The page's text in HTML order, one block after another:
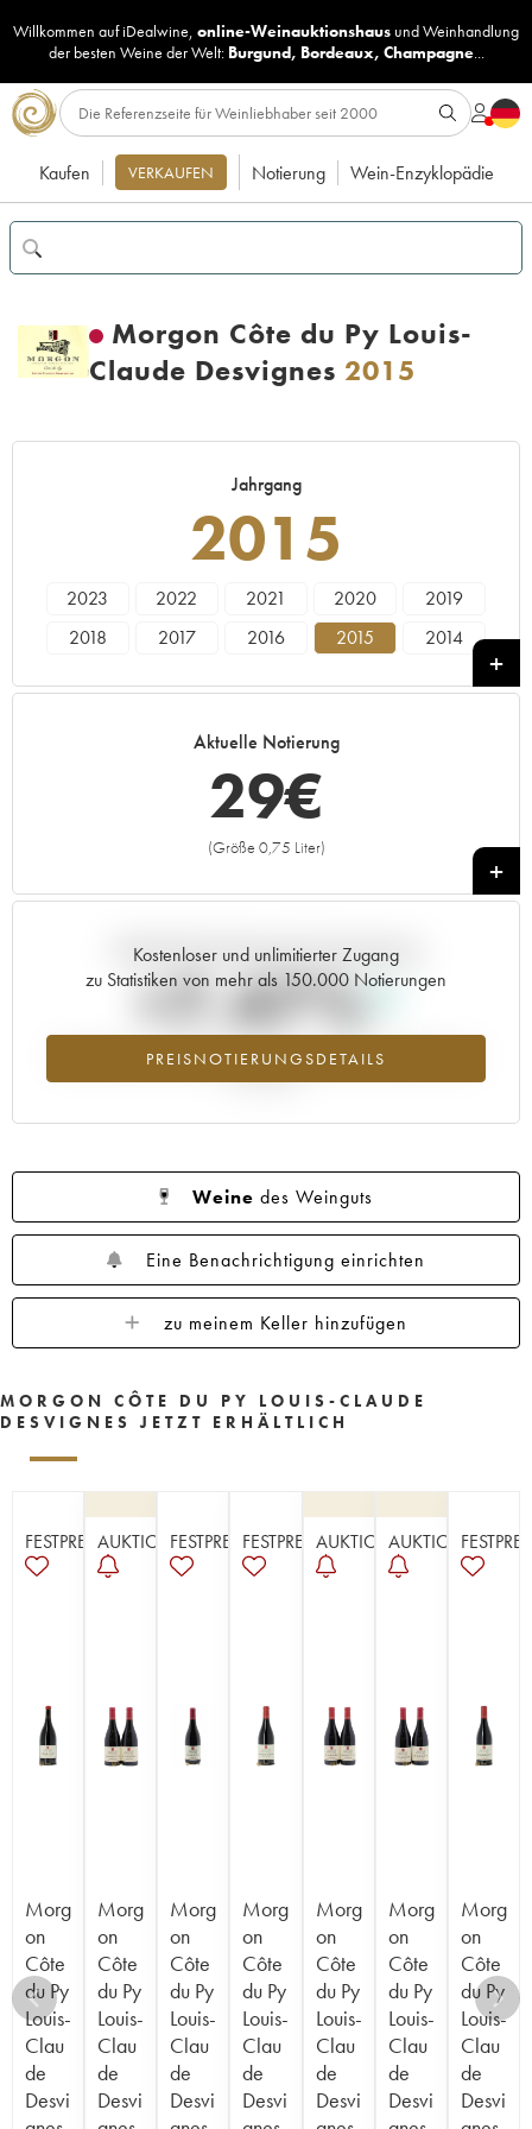
Willkommen auf iDealwine, online-Weinauktionshaus undWeinhandlung
der besten Weine der Welt: Burgund, Bordeaux, Champagne...
Kaufen VERKAUFEN Notierung Wein-Enzyklopädie
Morgon Côte du Py Louis-
Claude Desvignes 2015
Jahrgang
2015
2023 2022 2021 2020
2019
2018
2017 2016 2015
2014
Aktuelle Notierung
29€
(Größe 0,75 Liter)
+
Kostenloser und unlimitierter Zugang
zu Statistiken von mehr als 150.000 Notierungen
PREISNOTIERUNGSDETAILS
Aktuelle Entwicklung der Preisnotierung
+7.47%
Preisanstiegs des Jahrgangs 2015 im Jahr 2026 im Vergleich zum
Weine des Weinguts
Eine Benachrichtigung einrichten
zu meinem Keller hinzufügen
MORGON CÔTE DU PY LOUIS-CLAUDE
DESVIGNES JETZT ERHÄLTLICH
FESTPREISE
Morg
on
Côte
du Py
Louis-
Clau
de
Desvi
AUKTION
Morg
on
Côte
du Py
Louis-
Clau
de
Desvi
FESTPREISE
Morg
on
Côte
du Py
Louis-
Clau
de
Desvi
FESTPREISE
Morg
on
Côte
du Py
Louis-
Clau
de
Desvi
AUKTION
Morg
on
Côte
du Py
Louis-
Clau
de
Desvi
AUKTION
Morg
on
Côte
du Py
Louis-
Clau
de
Desvi
Morg
on
Côte
du Py
Louis-
Clau
de
Desvi